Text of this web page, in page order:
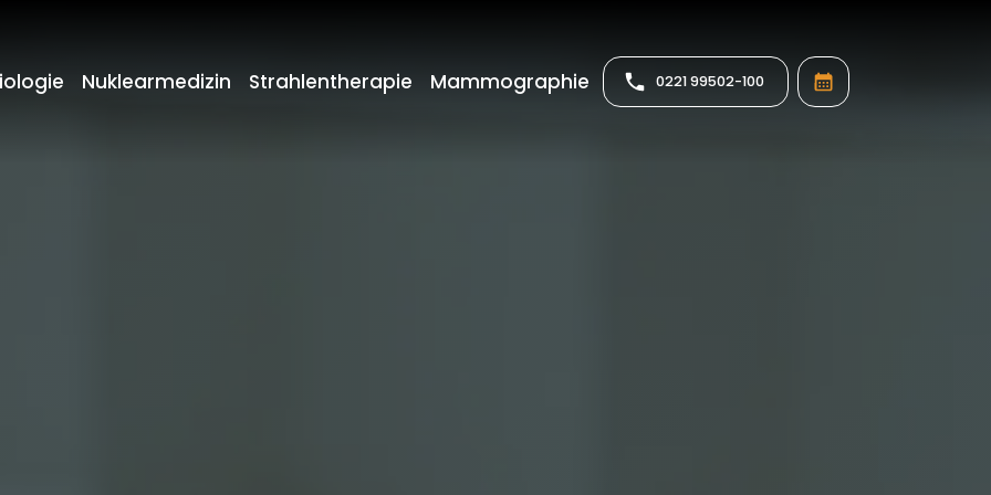
Nuklearmedizin Strahlentherapie Mammographie 0221 99502-100